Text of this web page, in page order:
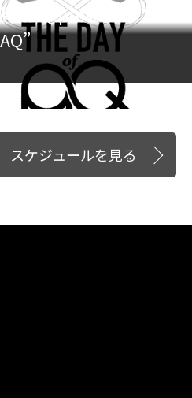
】AQ presents “THE
スケジュールを見る